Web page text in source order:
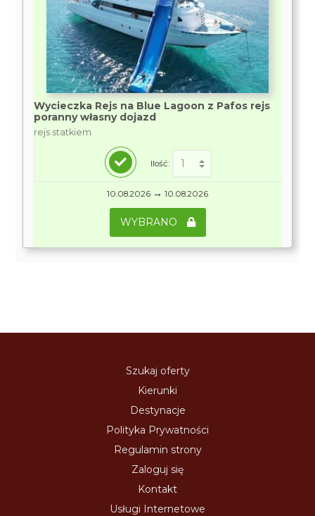
Wycieczka Rejs na Blue Lagoon z Pafos rejs
poranny własny dojazd
rejs statkiem
Ilość:
10.08.2026 → 10.08.2026
WYBRANO
Szukaj oferty
Kierunki
Destynacje
Polityka Prywatności
Regulamin strony
Zaloguj się
Kontakt
Usługi Internetowe